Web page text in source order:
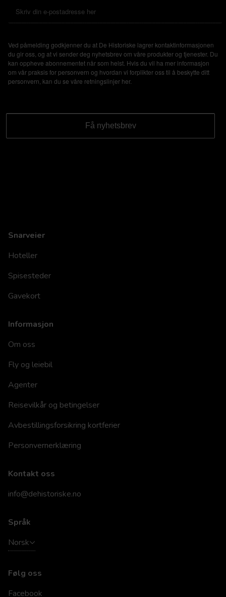
Ved påmelding godkjenner du at De Historiske lagrer kontaktinformasjonen
du gir oss, og at vi sender deg nyhetsbrev om våre produkter og tjenester. Du
kan oppheve abonnementet når som helst. Hvis du vil ha mer informasjon
om vår praksis for personvern og hvordan vi forplikter oss til å beskytte ditt
personvern, kan du se våre retningslinjer her.
Snarveier
Hoteller
Spisesteder
Gavekort
Informasjon
Om oss
Fly og leiebil
Agenter
Reisevilkår og betingelser
Avbestillingsforsikring kortferier
Personvernerklæring
Kontakt oss
info@dehistoriske.no
Språk
Norsk
Følg oss
Facebook